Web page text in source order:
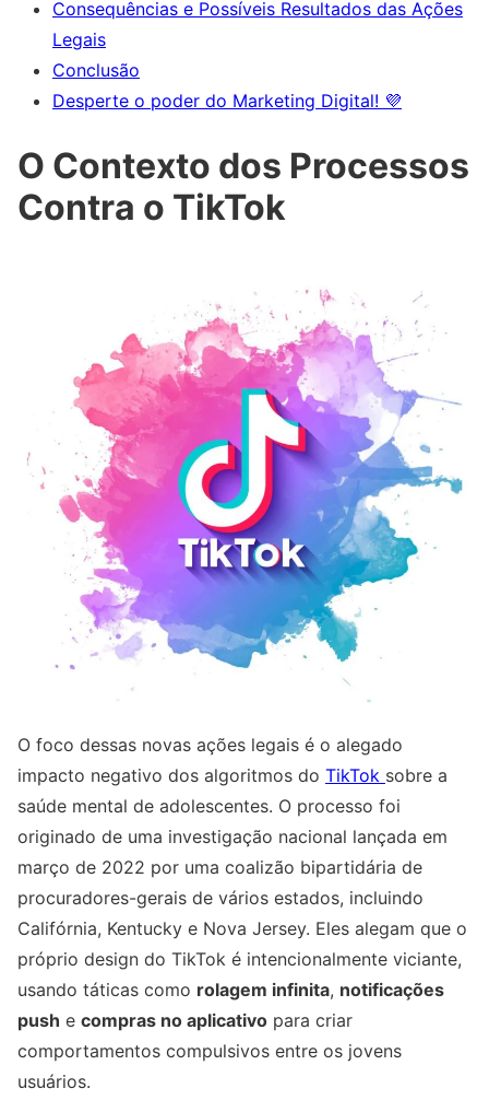
Consequências e Possíveis Resultados das Ações
Legais
Conclusão
Desperte o poder do Marketing Digital! 💜
O Contexto dos Processos
Contra o TikTok
O foco dessas novas ações legais é o alegado
impacto negativo dos algoritmos do TikTok sobre a
saúde mental de adolescentes. O processo foi
originado de uma investigação nacional lançada em
março de 2022 por uma coalizão bipartidária de
procuradores-gerais de vários estados, incluindo
Califórnia, Kentucky e Nova Jersey. Eles alegam que o
próprio design do TikTok é intencionalmente viciante,
usando táticas como rolagem infinita, notificações
push e compras no aplicativo para criar
comportamentos compulsivos entre os jovens
usuários.